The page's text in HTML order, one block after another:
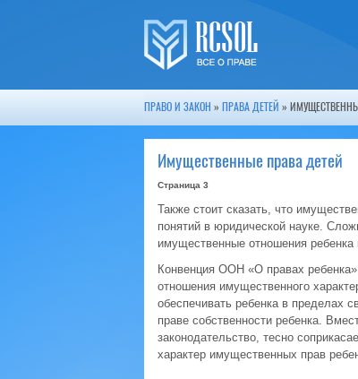
ПРАВО И ЗАКОН » ПРАВА ДЕТЕЙ »
Имущественные права детей
Страница 3
Также стоит сказать, что
понятий в юридической науке.
имущественные отношения ребенка
Конвенция ООН «О правах
отношения имущественного
обеспечивать ребенка в пределах
праве собственности ребенка.
законодательство, тесно
характер имущественных прав